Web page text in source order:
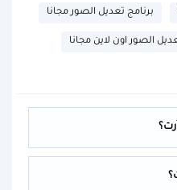
برنامج تعديل الصور مجانا
الصور اون لاين مجانا